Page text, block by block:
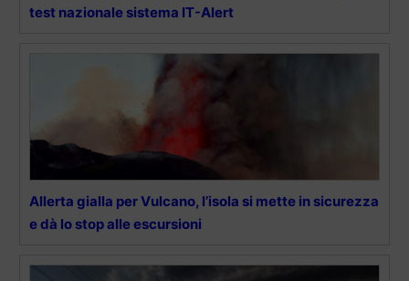
test nazionale sistema IT-Alert
Allerta gialla per Vulcano, l’isola si mette in sicurezza
e dà lo stop alle escursioni